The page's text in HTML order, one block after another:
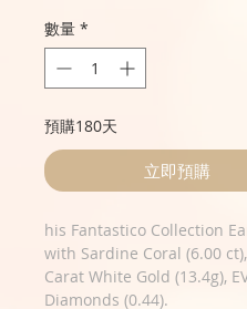
數量 *
預購180天
立即預購
his Fantastico Collection
with Sardine Coral (6.00
Carat White Gold (13.4g),
Diamonds (0.44).